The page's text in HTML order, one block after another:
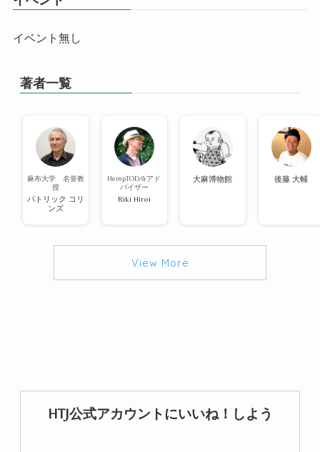
イベント無し
著者一覧
麻布大学 名誉教
授
パトリック コリ
ンズ
HempTODAYアド
バイザー
Riki Hiroi
大麻博物館 後藤 大輔
View More
HTJ公式アカウントにいいね！しよう